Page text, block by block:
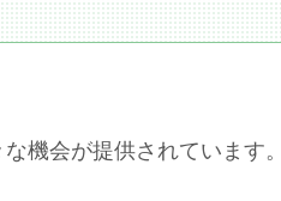
機会が提供されています。